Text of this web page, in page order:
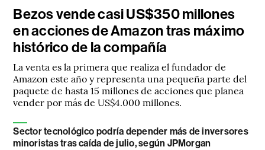
Bezos vende casi US$350 millones
en acciones de Amazon tras máximo
histórico de la compañía
La venta es la primera que realiza el fundador de
Amazon este año y representa una pequeña parte del
paquete de hasta 15 millones de acciones que planea
vender por más de US$4.000 millones.
Sector tecnológico podría depender más de inversores
minoristas tras caída de julio, según JPMorgan